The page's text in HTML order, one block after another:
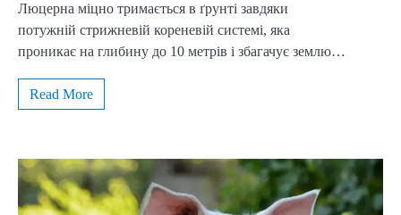
Люцерна міцно тримається в ґрунті завдяки
потужній стрижневій кореневій системі, яка
проникає на глибину до 10 метрів і збагачує землю…
Read More